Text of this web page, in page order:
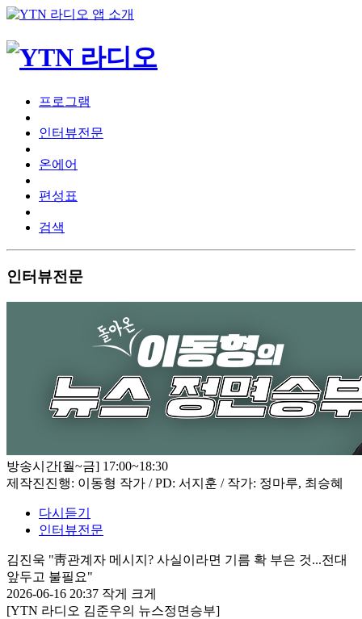
프로그램
인터뷰전문
온에어
편성표
검색
인터뷰전문
방송시간[월~금] 17:00~18:30
제작진진행: 이동형 작가 / PD: 서지훈 / 작가: 정마루, 최승혜
다시듣기
인터뷰전문
김진욱 "靑관계자 메시지? 사실이라면 기름 확 부은 것...전대
앞두고 불필요"
2026-06-16 20:37 작게
크게
[YTN 라디오 김준우의 뉴스정면승부]